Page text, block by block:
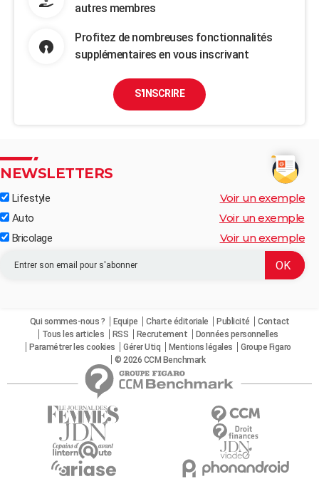
autres membres
Profitez de nombreuses fonctionnalités
supplémentaires en vous inscrivant
S'INSCRIRE
NEWSLETTERS
Lifestyle Voir un exemple
Auto Voir un exemple
Bricolage Voir un exemple
Qui sommes-nous ? Equipe Charte éditoriale Publicité
Contact
Tous les articles
RSS Recrutement
Données personnelles
Paramétrer les cookies
Gérer Utiq Mentions légales
Groupe Figaro
© 2026 CCM Benchmark